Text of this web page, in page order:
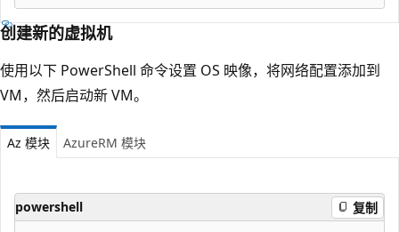
创建新的虚拟机
使用以下 PowerShell 命令设置 OS 映像，将网络配置添加到
VM，然后启动新 VM。
Az 模块 AzureRM 模块
powershell 复制